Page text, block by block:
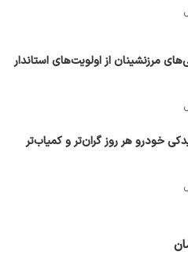
مرزنشینان از اولویت‌های استاندار
خودرو هر روز گران‌تر و کمیاب‌تر